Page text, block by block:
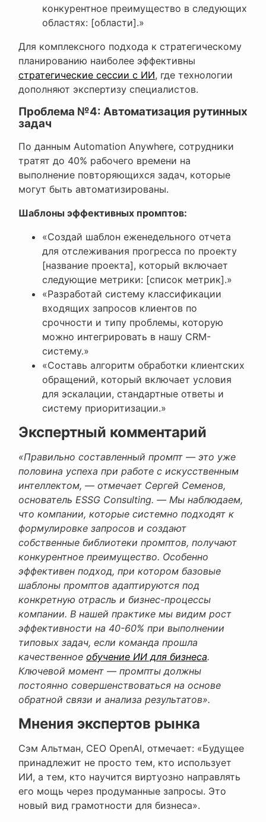
конкурентное преимущество в следующих
областях: [области].»
Для комплексного подхода к стратегическому
планированию наиболее эффективны
стратегические сессии с ИИ, где технологии
дополняют экспертизу специалистов.
Проблема №4: Автоматизация рутинных
задач
По данным Automation Anywhere, сотрудники
тратят до 40% рабочего времени на
выполнение повторяющихся задач, которые
могут быть автоматизированы.
Шаблоны эффективных промптов:
«Создай шаблон еженедельного отчета
для отслеживания прогресса по проекту
[название проекта], который включает
следующие метрики: [список метрик].»
«Разработай систему классификации
входящих запросов клиентов по
срочности и типу проблемы, которую
можно интегрировать в нашу CRM-
систему.»
«Составь алгоритм обработки клиентских
обращений, который включает условия
для эскалации, стандартные ответы и
систему приоритизации.»
Экспертный комментарий
«Правильно составленный промпт — это уже
половина успеха при работе с искусственным
интеллектом, — отмечает Сергей Семенов,
основатель ESSG Consulting. — Мы наблюдаем,
что компании, которые системно подходят к
формулировке запросов и создают
собственные библиотеки промптов, получают
конкурентное преимущество. Особенно
эффективен подход, при котором базовые
шаблоны промптов адаптируются под
конкретную отрасль и бизнес-процессы
компании. В нашей практике мы видим рост
эффективности на 40-60% при выполнении
типовых задач, если команда прошла
качественное обучение ИИ для бизнеса.
Ключевой момент — промпты должны
постоянно совершенствоваться на основе
обратной связи и анализа результатов».
Мнения экспертов рынка
Сэм Альтман, CEO OpenAI, отмечает: «Будущее
принадлежит не просто тем, кто использует
ИИ, а тем, кто научится виртуозно направлять
его мощь через продуманные запросы. Это
новый вид грамотности для бизнеса».